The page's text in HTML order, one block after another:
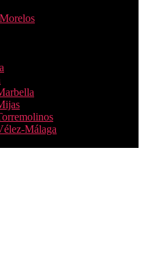
Málaga